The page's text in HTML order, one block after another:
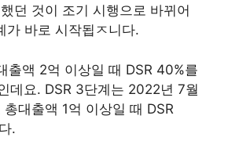
던 것이 조기 시행으로 바뀌어
가 바로 시작됩ㅈ니다.
출액 2억 이상일 때 DSR 40%를
데요. DSR 3단계는 2022년 7월
대출액 1억 이상일 때 DSR
.